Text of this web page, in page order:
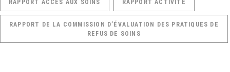
RAPPORT ACCÈS AUX SOINS RAPPORT ACTIVITÉ
RAPPORT DE LA COMMISSION D’ÉVALUATION DES PRATIQUES DE
REFUS DE SOINS